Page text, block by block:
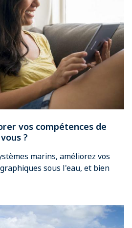
vos compétences de
?
marins, améliorez vos
sous l'eau, et bien